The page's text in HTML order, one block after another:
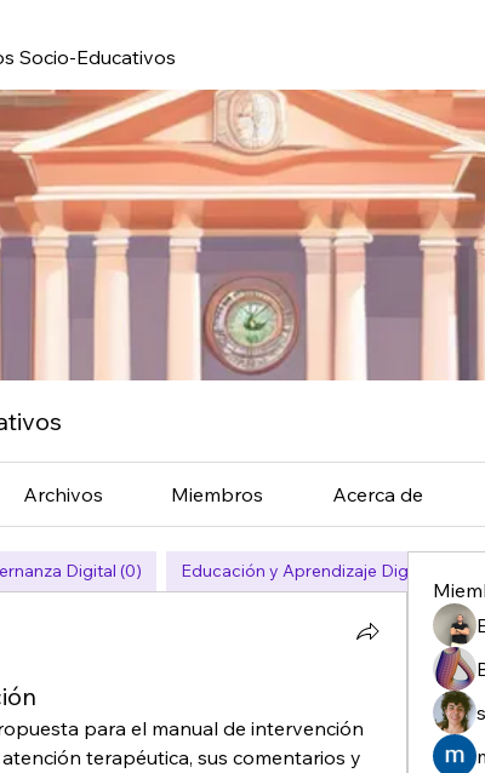
Socio-Educativos
Archivos Miembros Acerca de
Digital (0) Educación y Aprendizaje Digital (0)
para el manual de intervención
terapéutica, sus comentarios y